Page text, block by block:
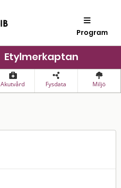
Program
Etylmerkaptan
Akutvård Fysdata Miljö